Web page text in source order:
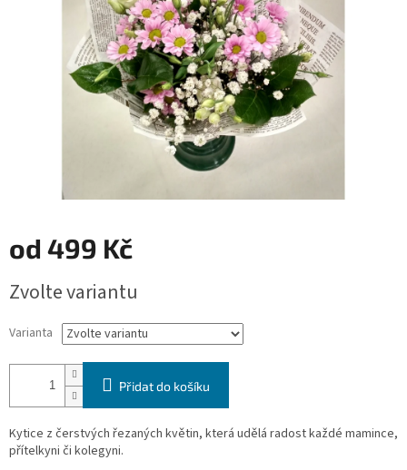
od 499 Kč
cena:
Zvolte variantu
Varianta
Přidat do košíku
Kytice z čerstvých řezaných květin, která udělá radost každé mamince,
přítelkyni či kolegyni.